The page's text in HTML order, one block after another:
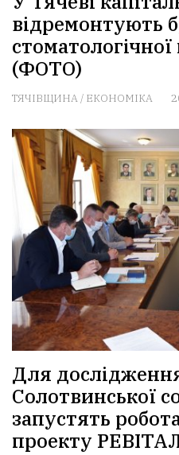
відремонтують
стоматологічної
(ФОТО)
ТЯЧІВЩИНА/ ЕКОНОМІКА
Для
Солотвинської
запустять
проекту